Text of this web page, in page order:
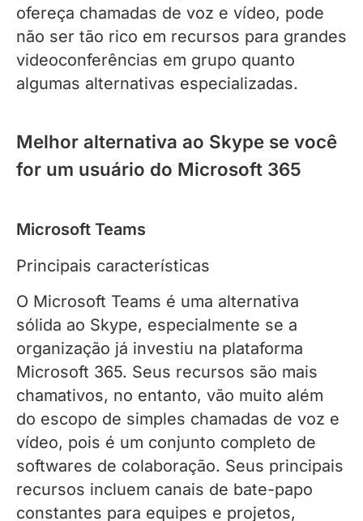
ofereça chamadas de voz e vídeo, pode
não ser tão rico em recursos para grandes
videoconferências em grupo quanto
algumas alternativas especializadas.
Melhor alternativa ao Skype se você
for um usuário do Microsoft 365
Microsoft Teams
Principais características
O Microsoft Teams é uma alternativa
sólida ao Skype, especialmente se a
organização já investiu na plataforma
Microsoft 365. Seus recursos são mais
chamativos, no entanto, vão muito além
do escopo de simples chamadas de voz e
vídeo, pois é um conjunto completo de
softwares de colaboração. Seus principais
recursos incluem canais de bate-papo
constantes para equipes e projetos,